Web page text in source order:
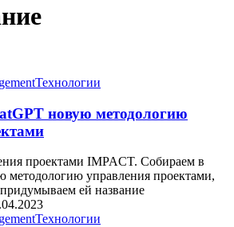
Технологии
новую методологию
проектами IMPACT. Собираем в
методологию управления проектами,
ей название
Технологии